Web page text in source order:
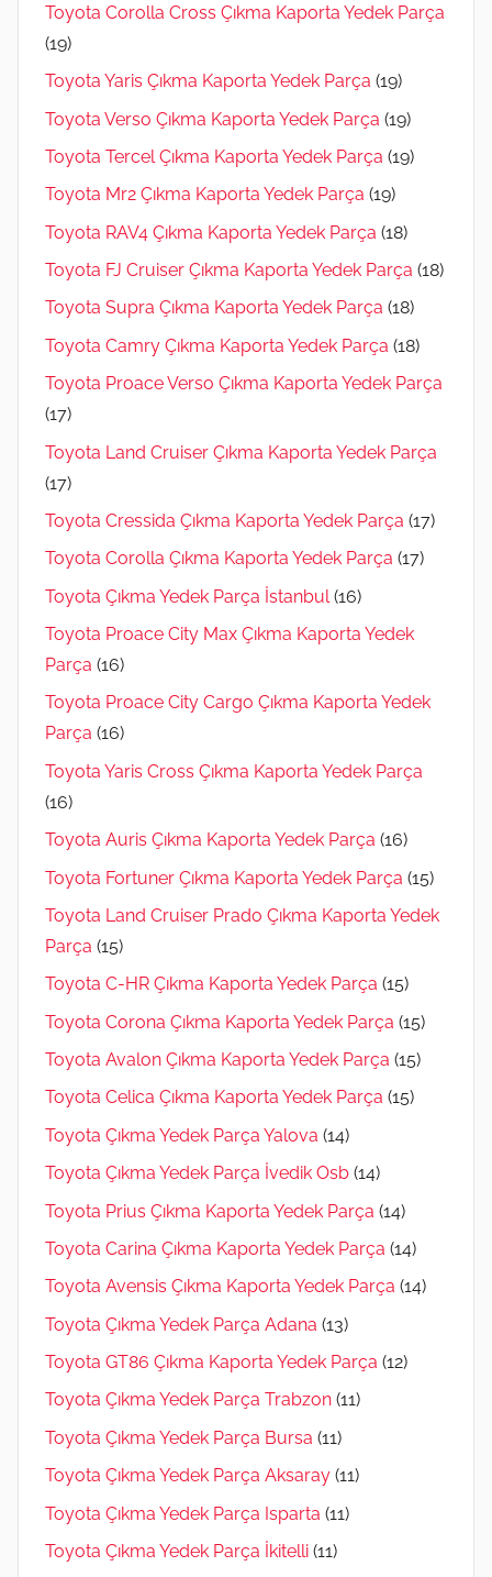
Toyota Corolla Cross Çıkma Kaporta Yedek Parça
(19)
Toyota Yaris Çıkma Kaporta Yedek Parça (19)
Toyota Verso Çıkma Kaporta Yedek Parça (19)
Toyota Tercel Çıkma Kaporta Yedek Parça (19)
Toyota Mr2 Çıkma Kaporta Yedek Parça (19)
Toyota RAV4 Çıkma Kaporta Yedek Parça (18)
Toyota FJ Cruiser Çıkma Kaporta Yedek Parça (18)
Toyota Supra Çıkma Kaporta Yedek Parça (18)
Toyota Camry Çıkma Kaporta Yedek Parça (18)
Toyota Proace Verso Çıkma Kaporta Yedek Parça
(17)
Toyota Land Cruiser Çıkma Kaporta Yedek Parça
(17)
Toyota Cressida Çıkma Kaporta Yedek Parça (17)
Toyota Corolla Çıkma Kaporta Yedek Parça (17)
Toyota Çıkma Yedek Parça İstanbul (16)
Toyota Proace City Max Çıkma Kaporta Yedek
Parça (16)
Toyota Proace City Cargo Çıkma Kaporta Yedek
Parça (16)
Toyota Yaris Cross Çıkma Kaporta Yedek Parça
(16)
Toyota Auris Çıkma Kaporta Yedek Parça (16)
Toyota Fortuner Çıkma Kaporta Yedek Parça (15)
Toyota Land Cruiser Prado Çıkma Kaporta Yedek
Parça (15)
Toyota C-HR Çıkma Kaporta Yedek Parça (15)
Toyota Corona Çıkma Kaporta Yedek Parça (15)
Toyota Avalon Çıkma Kaporta Yedek Parça (15)
Toyota Celica Çıkma Kaporta Yedek Parça (15)
Toyota Çıkma Yedek Parça Yalova (14)
Toyota Çıkma Yedek Parça İvedik Osb (14)
Toyota Prius Çıkma Kaporta Yedek Parça (14)
Toyota Carina Çıkma Kaporta Yedek Parça (14)
Toyota Avensis Çıkma Kaporta Yedek Parça (14)
Toyota Çıkma Yedek Parça Adana (13)
Toyota GT86 Çıkma Kaporta Yedek Parça (12)
Toyota Çıkma Yedek Parça Trabzon (11)
Toyota Çıkma Yedek Parça Bursa (11)
Toyota Çıkma Yedek Parça Aksaray (11)
Toyota Çıkma Yedek Parça Isparta (11)
Toyota Çıkma Yedek Parça İkitelli (11)